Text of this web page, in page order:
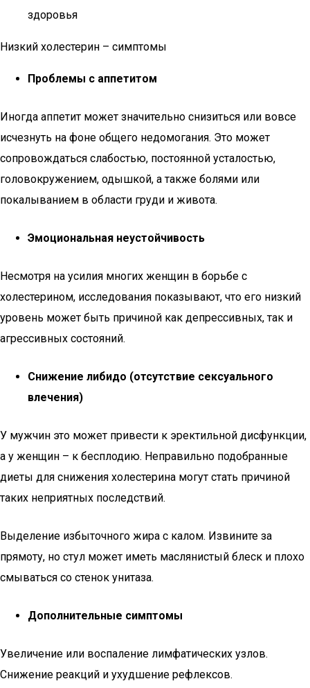
здоровья
Низкий холестерин – симптомы
Проблемы с аппетитом
Иногда аппетит может значительно снизиться или вовсе
исчезнуть на фоне общего недомогания. Это может
сопровождаться слабостью, постоянной усталостью,
головокружением, одышкой, а также болями или
покалыванием в области груди и живота.
Эмоциональная неустойчивость
Несмотря на усилия многих женщин в борьбе с
холестерином, исследования показывают, что его низкий
уровень может быть причиной как депрессивных, так и
агрессивных состояний.
Снижение либидо (отсутствие сексуального
влечения)
У мужчин это может привести к эректильной дисфункции,
а у женщин – к бесплодию. Неправильно подобранные
диеты для снижения холестерина могут стать причиной
таких неприятных последствий.
Выделение избыточного жира с калом. Извините за
прямоту, но стул может иметь маслянистый блеск и плохо
смываться со стенок унитаза.
Дополнительные симптомы
Увеличение или воспаление лимфатических узлов.
Снижение реакций и ухудшение рефлексов.